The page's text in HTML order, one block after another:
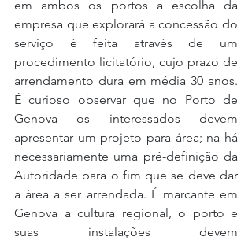
em ambos os portos a escolha da
empresa que explorará a concessão do
serviço é feita através de um
procedimento licitatório, cujo prazo de
arrendamento dura em média 30 anos.
É curioso observar que no Porto de
Genova os interessados devem
apresentar um projeto para área; na há
necessariamente uma pré-definição da
Autoridade para o fim que se deve dar
a área a ser arrendada. É marcante em
Genova a cultura regional, o porto e
suas instalações devem